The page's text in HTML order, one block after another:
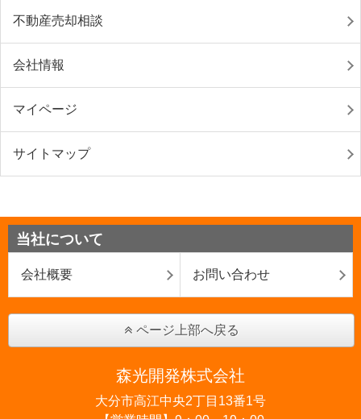
不動産売却相談
会社情報
マイページ
サイトマップ
当社について
会社概要 お問い合わせ
ページ上部へ戻る
森光開発株式会社
大分市高江中央2丁目13番1号